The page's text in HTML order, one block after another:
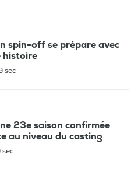
spin-off se prépare avec
histoire
sec
23e saison confirmée
au niveau du casting
sec